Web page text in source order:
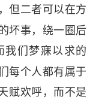
但二者可以在方
坏事，绕一圈后
我们梦寐以求的
每个人都有属于
赋欢呼，而不是